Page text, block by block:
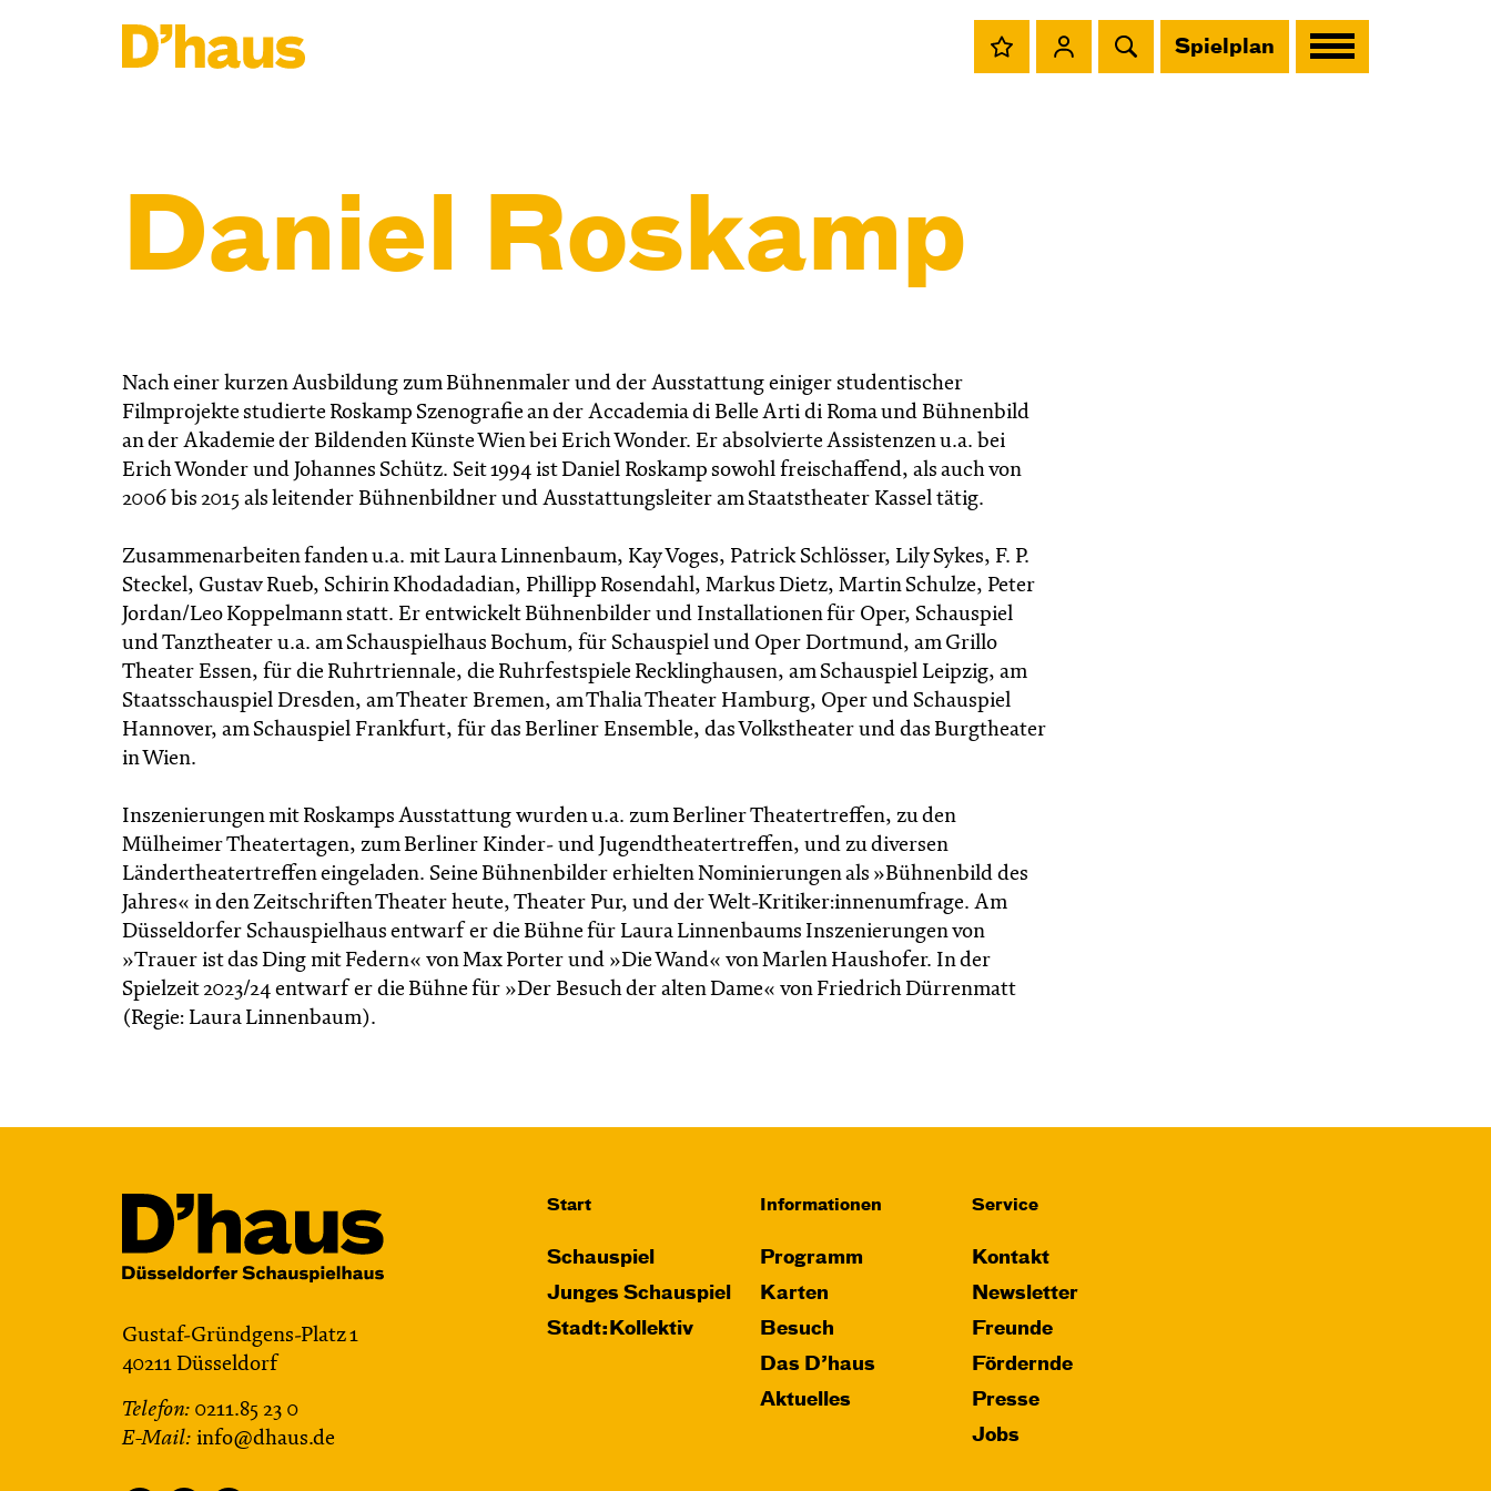
Spielplan
Daniel Roskamp
Nach einer kurzen Ausbildung zum Bühnenmaler und der Ausstattung einiger studentischer
Filmprojekte studierte Roskamp Szenografie an der Accademia di Belle Arti di Roma und Bühnenbild
an der Akademie der Bildenden Künste Wien bei Erich Wonder. Er absolvierte Assistenzen u.a. bei
Erich Wonder und Johannes Schütz. Seit 1994 ist Daniel Roskamp sowohl freischaffend, als auch von
2006 bis 2015 als leitender Bühnenbildner und Ausstattungsleiter am Staatstheater Kassel tätig.
Zusammenarbeiten fanden u.a. mit Laura Linnenbaum, Kay Voges, Patrick Schlösser, Lily Sykes, F. P.
Steckel, Gustav Rueb, Schirin Khodadadian, Phillipp Rosendahl, Markus Dietz, Martin Schulze, Peter
Jordan/Leo Koppelmann statt. Er entwickelt Bühnenbilder und Installationen für Oper, Schauspiel
und Tanztheater u.a. am Schauspielhaus Bochum, für Schauspiel und Oper Dortmund, am Grillo
Theater Essen, für die Ruhrtriennale, die Ruhrfestspiele Recklinghausen, am Schauspiel Leipzig, am
Staatsschauspiel Dresden, am Theater Bremen, am Thalia Theater Hamburg, Oper und Schauspiel
Hannover, am Schauspiel Frankfurt, für das Berliner Ensemble, das Volkstheater und das Burgtheater
in Wien.
Inszenierungen mit Roskamps Ausstattung wurden u.a. zum Berliner Theatertreffen, zu den
Mülheimer Theatertagen, zum Berliner Kinder- und Jugendtheatertreffen, und zu diversen
Ländertheatertreffen eingeladen. Seine Bühnenbilder erhielten Nominierungen als »Bühnenbild des
Jahres« in den Zeitschriften Theater heute, Theater Pur, und der Welt-Kritiker:innenumfrage. Am
Düsseldorfer Schauspielhaus entwarf er die Bühne für Laura Linnenbaums Inszenierungen von
»Trauer ist das Ding mit Federn« von Max Porter und »Die Wand« von Marlen Haushofer. In der
Spielzeit 2023/24 entwarf er die Bühne für »Der Besuch der alten Dame« von Friedrich Dürrenmatt
(Regie: Laura Linnenbaum).
Gustaf-Gründgens-Platz 1
40211 Düsseldorf
Telefon: 0211.85 23 0
E-Mail: info@dhaus.de
Start
Schauspiel
Junges Schauspiel
Stadt:Kollektiv
Informationen
Programm
Karten
Besuch
Das D’haus
Aktuelles
Service
Kontakt
Newsletter
Freunde
Fördernde
Presse
Jobs